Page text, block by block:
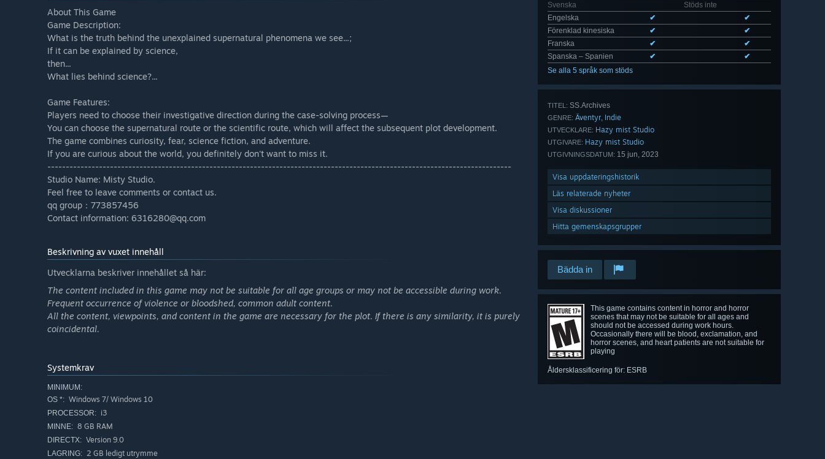
Svenska
Stöds inte
Engelska
✔
✔
Förenklad kinesiska
✔
✔
Franska
✔
✔
Spanska – Spanien
✔
✔
Se alla 5 språk som stöds
TITEL: SS.Archives
GENRE: Äventyr, Indie
UTVECKLARE: Hazy mist Studio
UTGIVARE: Hazy mist Studio
UTGIVNINGSDATUM: 15 jun, 2023
Visa uppdateringshistorik
Läs relaterade nyheter
Visa diskussioner
Hitta gemenskapsgrupper
Bädda in
This game contains content in horror and horror
scenes that may not be suitable for all ages and
should not be accessed during work hours.
Occasionally there will be blood, exclamation, and
horror scenes, and heart patients are not suitable for
playing
Åldersklassificering för: ESRB
About This Game
Game Description:
What is the truth behind the unexplained supernatural phenomena we see...;
If it can be explained by science,
then...
What lies behind science?...
Game Features:
Players need to choose their investigative direction during the case-solving process—
You can choose the supernatural route or the scientific route, which will affect the subsequent plot development.
The game combines curiosity, fear, science fiction, and adventure.
If you are curious about the world, you definitely don't want to miss it.
------------------------------------------------------------------------------------------------------------------------------
Studio Name: Misty Studio.
Feel free to leave comments or contact us.
qq group：773857456
Contact information: 6316280@qq.com
Beskrivning av vuxet innehåll
Utvecklarna beskriver innehållet så här:
The content included in this game may not be suitable for all age groups or may not be accessible during work.
Frequent occurrence of violence or bloodshed, common adult content.
All the content, viewpoints, and content in the game are necessary for the plot. If there is any similarity, it is purely
coincidental.
Systemkrav
MINIMUM:
OS *: Windows 7/ Windows 10
PROCESSOR: i3
MINNE: 8 GB RAM
DIRECTX: Version 9.0
LAGRING: 2 GB ledigt utrymme